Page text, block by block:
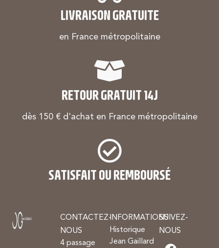
LIVRAISON GRATUITE
en France métropolitaine
RETOUR GRATUIT 14J
dès 150 € d'achat en France métropolitaine
SATISFAIT OU REMBOURSÉ
CONTACTEZ-
NOUS
4 passage
INFORMATIONS
Historique
Jean Gaillard
SUIVEZ-
NOUS